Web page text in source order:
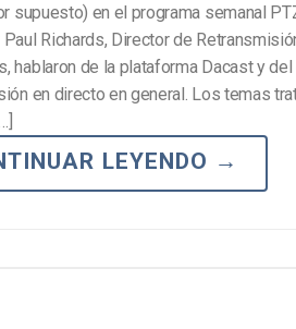
supuesto) en el programa semanal
Paul Richards, Director de
hablaron de la plataforma Dacast y
en directo en general. Los temas
LEYENDO →